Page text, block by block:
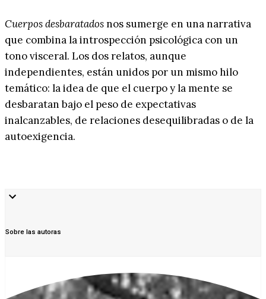
Cuerpos desbaratadosnos sumerge en una narrativa
que combina la introspección psicológica con un
tono visceral. Los dos relatos, aunque
independientes, están unidos por un mismo hilo
temático: la idea de que el cuerpo y la mente se
desbaratan bajo el peso de expectativas
inalcanzables, de relaciones desequilibradas o de la
autoexigencia.
Sobre las autoras